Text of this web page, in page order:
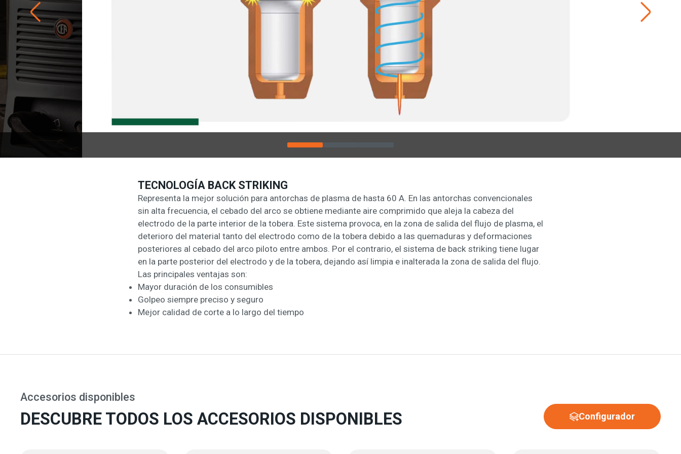
TECNOLOGÍA BACK STRIKING
Representa la mejor solución para antorchas de plasma de hasta 60 A. En las antorchas convencionales
sin alta frecuencia, el cebado del arco se obtiene mediante aire comprimido que aleja la cabeza del
electrodo de la parte interior de la tobera. Este sistema provoca, en la zona de salida del flujo de plasma, el
deterioro del material tanto del electrodo como de la tobera debido a las quemaduras y deformaciones
posteriores al cebado del arco piloto entre ambos. Por el contrario, el sistema de back striking tiene lugar
en la parte posterior del electrodo y de la tobera, dejando así limpia e inalterada la zona de salida del flujo.
Las principales ventajas son:
Mayor duración de los consumibles
Golpeo siempre preciso y seguro
Mejor calidad de corte a lo largo del tiempo
Accesorios disponibles
DESCUBRE TODOS LOS ACCESORIOS DISPONIBLES Configurador